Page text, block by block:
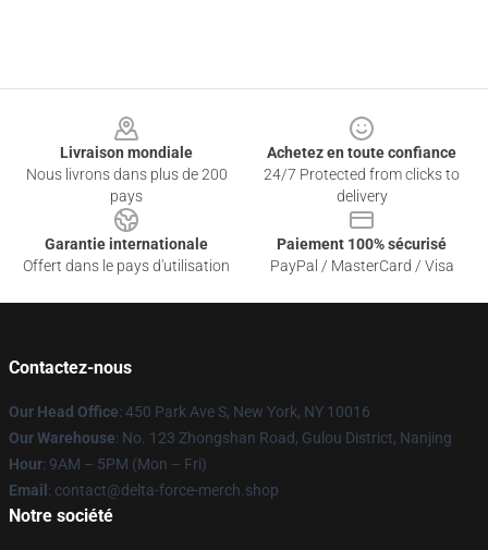
Livraison mondiale
Nous livrons dans plus de 200
pays
Achetez en toute confiance
24/7 Protected from clicks to
delivery
Garantie internationale
Offert dans le pays d'utilisation
Paiement 100% sécurisé
PayPal / MasterCard / Visa
Contactez-nous
Our Head Office: 450 Park Ave S, New York, NY 10016
Our Warehouse: No. 123 Zhongshan Road, Gulou District, Nanjing
Hour: 9AM – 5PM (Mon – Fri)
Email : contact@delta-force-merch.shop
Notre société